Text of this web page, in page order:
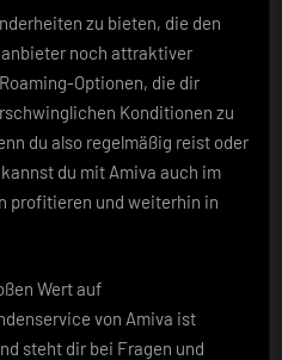
zu bieten, die den
noch attraktiver
Optionen, die dir
Konditionen zu
du also regelmäßig reist oder
du mit Amiva auch im
profitieren und weiterhin in
Wert auf
von Amiva ist
steht dir bei Fragen und